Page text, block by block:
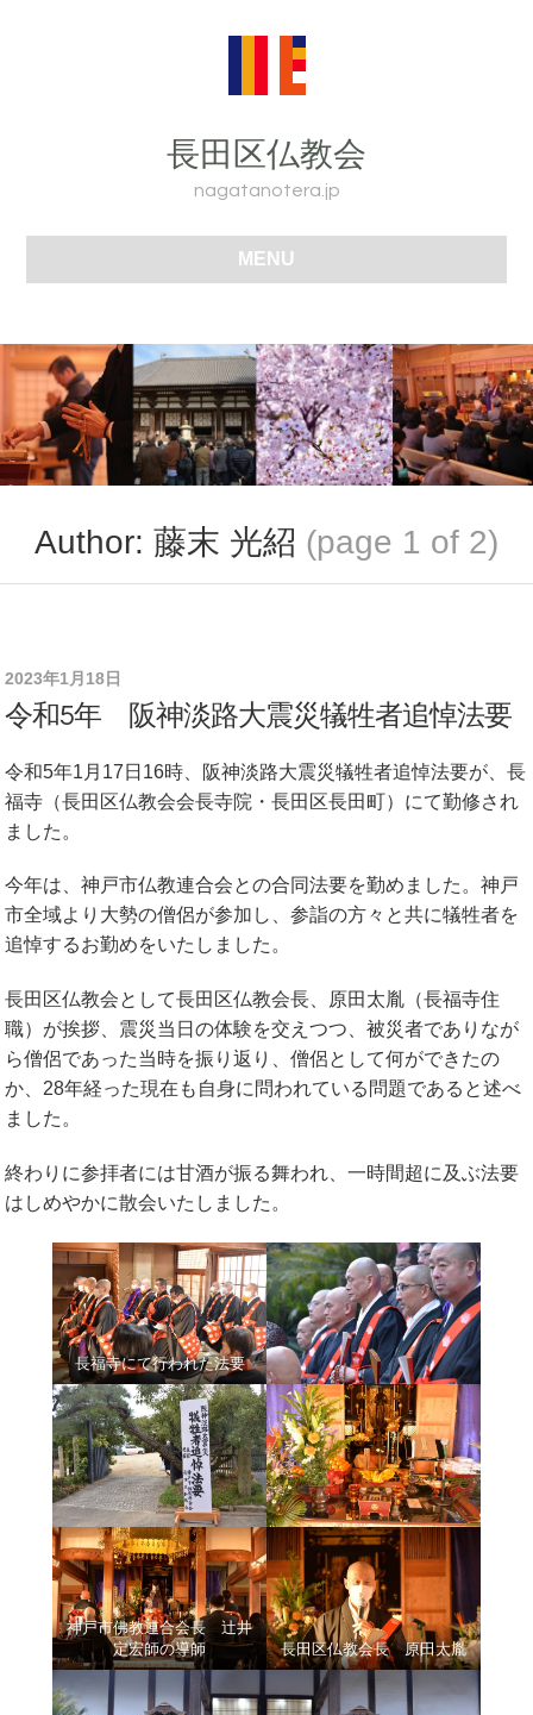
長田区仏教会
nagatanotera.jp
MENU
Author: 藤末 光紹 (page 1 of 2)
2023年1月18日
令和5年 阪神淡路大震災犠牲者追悼法要
令和5年1月17日16時、阪神淡路大震災犠牲者追悼法要が、長
福寺（長田区仏教会会長寺院・長田区長田町）にて勤修され
ました。
今年は、神戸市仏教連合会との合同法要を勤めました。神戸
市全域より大勢の僧侶が参加し、参詣の方々と共に犠牲者を
追悼するお勤めをいたしました。
長田区仏教会として長田区仏教会長、原田太胤（長福寺住
職）が挨拶、震災当日の体験を交えつつ、被災者でありなが
ら僧侶であった当時を振り返り、僧侶として何ができたの
か、28年経った現在も自身に問われている問題であると述べ
ました。
終わりに参拝者には甘酒が振る舞われ、一時間超に及ぶ法要
はしめやかに散会いたしました。
長福寺にて行われた法要
神戸市佛教連合会長 辻井
定宏師の導師
長田区仏教会長 原田太胤